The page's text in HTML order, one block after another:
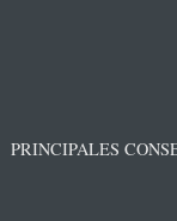
PRINCIPALES